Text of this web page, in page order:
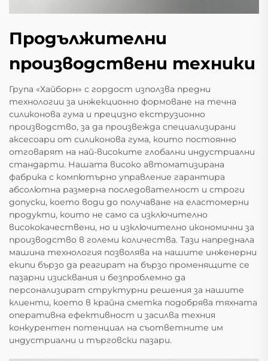
Продължителни
производствени техники
Група «Хайборн» с гордост използва предни
технологии за инжекционно формоване на течна
силиконова гума и прецизно екструзионно
производство, за да произвежда специализирани
аксесоари от силиконова гума, които постоянно
отговарят на най-високите глобални индустриални
стандарти. Нашата високо автоматизирана
фабрика с компютърно управление гарантира
абсолютна размерна последователност и строги
допуски, което води до получаване на еластомерни
продукти, които не само са изключително
висококачествени, но и изключително икономични за
производство в големи количества. Тази напреднала
машина технология позволява на нашите инженерни
екипи бързо да реагират на бързо променящите се
пазарни изисквания и безпроблемно да
персонализират структурни решения за нашите
клиенти, което в крайна сметка подобрява тяхната
оперативна ефективност и засилва техния
конкурентен потенциал на съответните им
индустриални и търговски пазари.